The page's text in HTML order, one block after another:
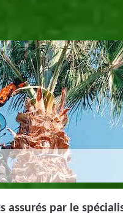
assurés par le